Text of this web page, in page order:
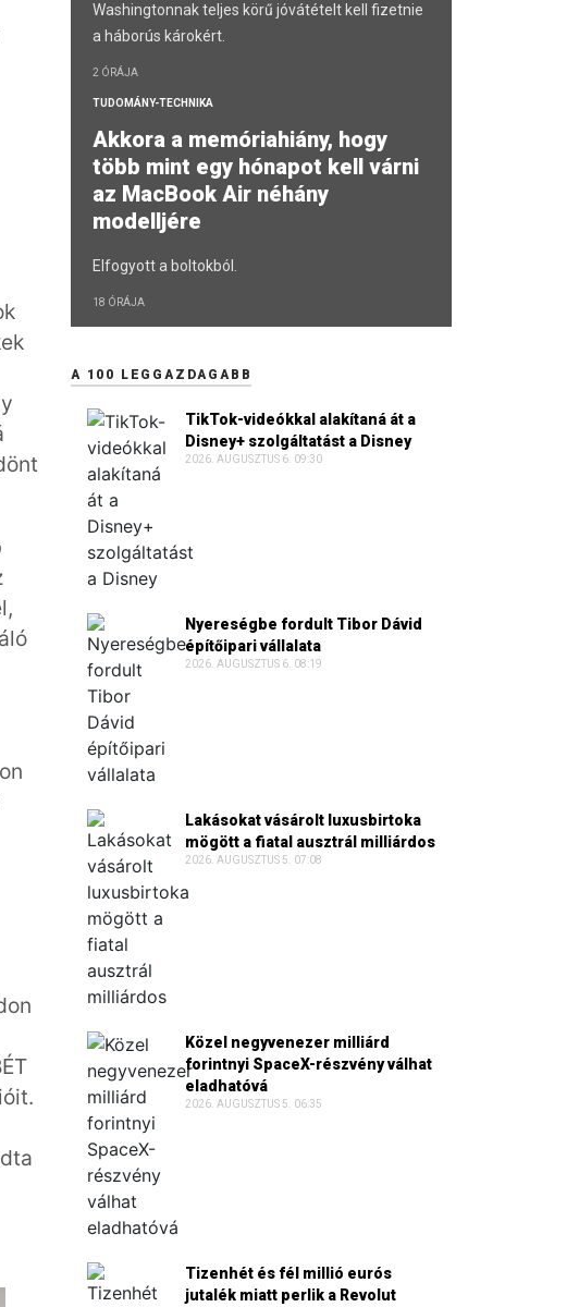
Washingtonnak teljes körű jóvátételt kell fizetnie
a háborús károkért.
2 ÓRÁJA
TUDOMÁNY-TECHNIKA
Akkora a memóriahiány, hogy
több mint egy hónapot kell várni
az MacBook Air néhány
modelljére
Elfogyott a boltokból.
18 ÓRÁJA
A 100 LEGGAZDAGABB
TikTok-videókkal alakítaná át a
Disney+ szolgáltatást a Disney
2026. AUGUSZTUS 6. 09:30
Nyereségbe fordult Tibor Dávid
építőipari vállalata
2026. AUGUSZTUS 6. 08:19
Lakásokat vásárolt luxusbirtoka
mögött a fiatal ausztrál milliárdos
2026. AUGUSZTUS 5. 07:08
Közel negyvenezer milliárd
forintnyi SpaceX-részvény válhat
eladhatóvá
2026. AUGUSZTUS 5. 06:35
Tizenhét és fél millió eurós
jutalék miatt perlik a Revolut